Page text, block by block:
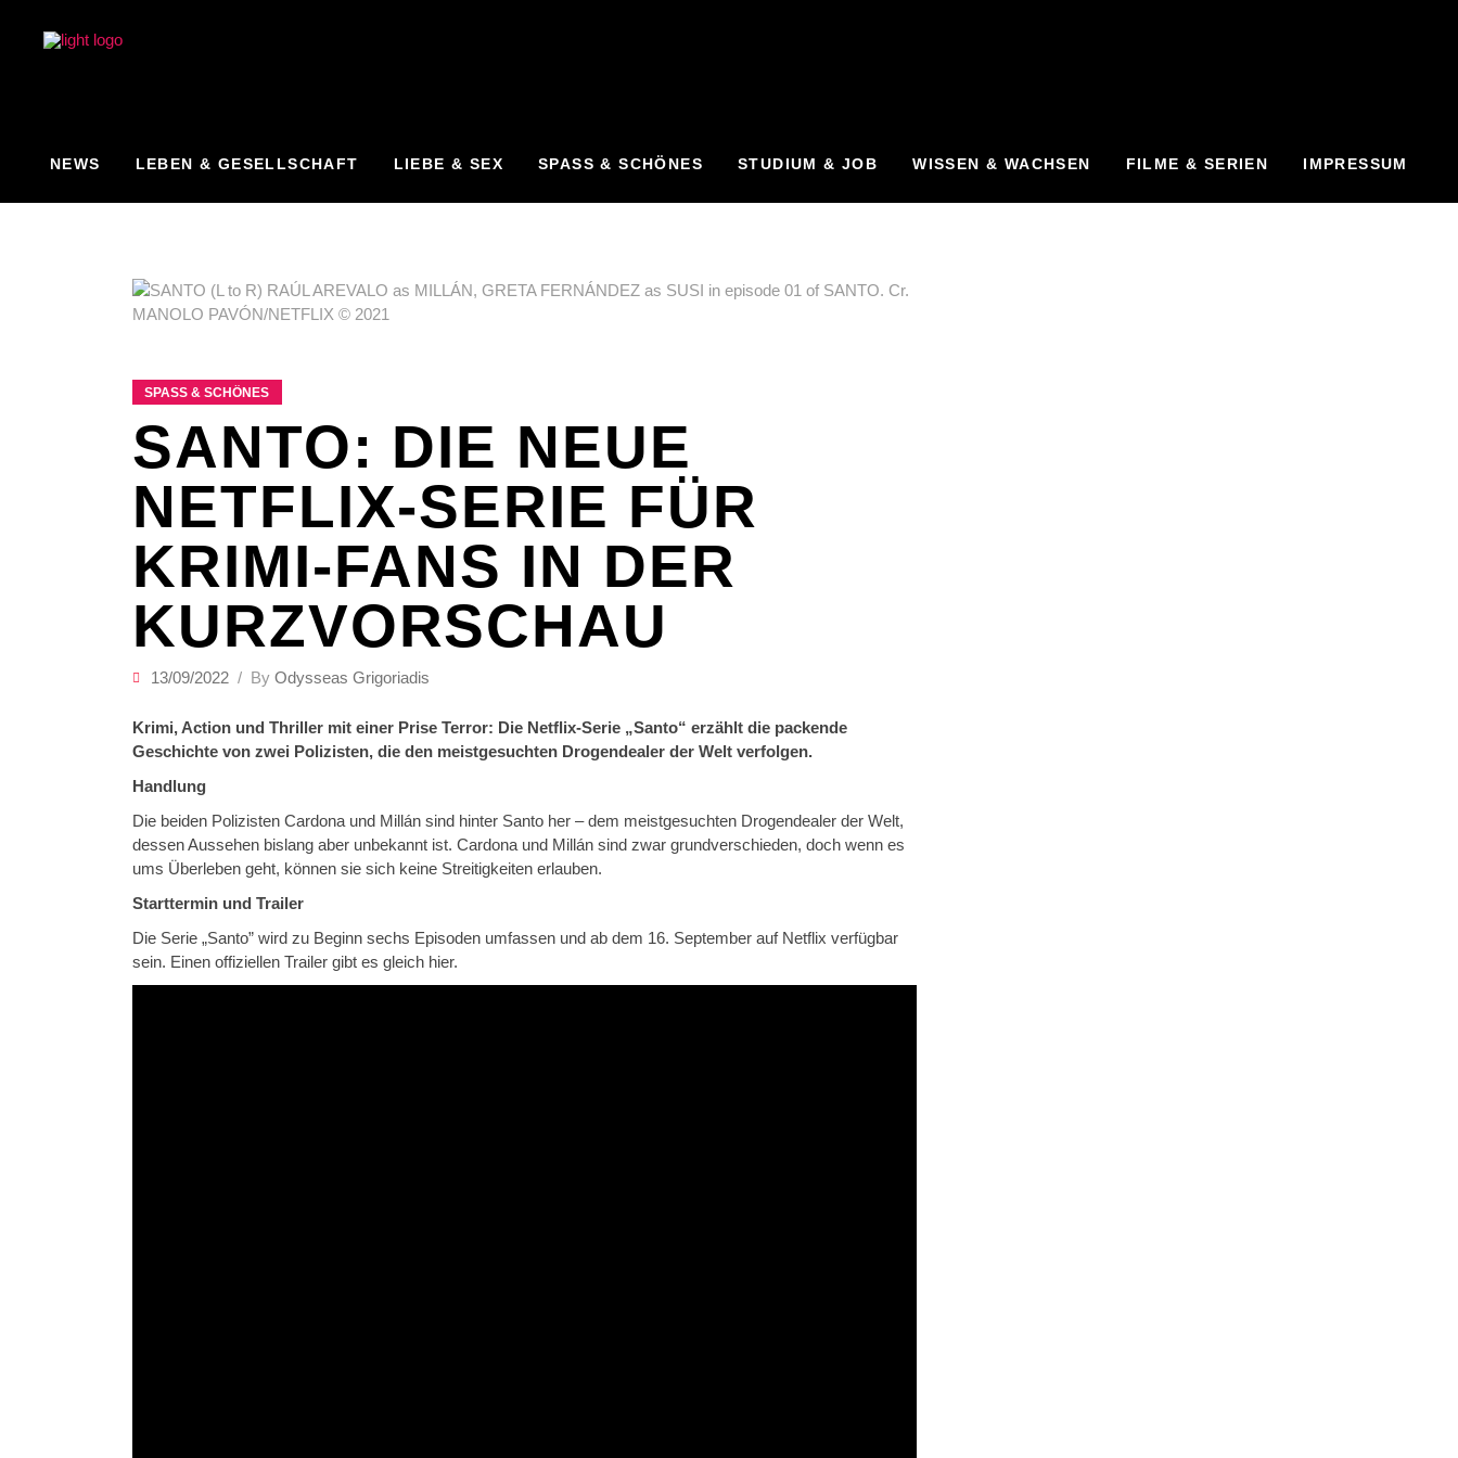
NEWS LEBEN & GESELLSCHAFT LIEBE & SEX SPASS & SCHÖNES STUDIUM & JOB WISSEN & WACHSEN FILME & SERIEN IMPRESSUM
SPASS & SCHÖNES
SANTO: DIE NEUE
NETFLIX-SERIE FÜR
KRIMI-FANS IN DER
KURZVORSCHAU
13/09/2022 By Odysseas Grigoriadis
Krimi, Action und Thriller mit einer Prise Terror: Die Netflix-Serie „Santo“ erzählt die packende
Geschichte von zwei Polizisten, die den meistgesuchten Drogendealer der Welt verfolgen.
Handlung
Die beiden Polizisten Cardona und Millán sind hinter Santo her – dem meistgesuchten Drogendealer der Welt,
dessen Aussehen bislang aber unbekannt ist. Cardona und Millán sind zwar grundverschieden, doch wenn es
ums Überleben geht, können sie sich keine Streitigkeiten erlauben.
Starttermin und Trailer
Die Serie „Santo” wird zu Beginn sechs Episoden umfassen und ab dem 16. September auf Netflix verfügbar
sein. Einen offiziellen Trailer gibt es gleich hier.